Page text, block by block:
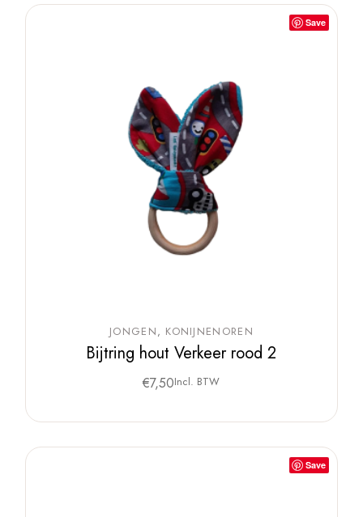
Save
JONGEN KONIJNENOREN
Bijtring hout Verkeer rood 2
€7,50Incl. BTW
Save